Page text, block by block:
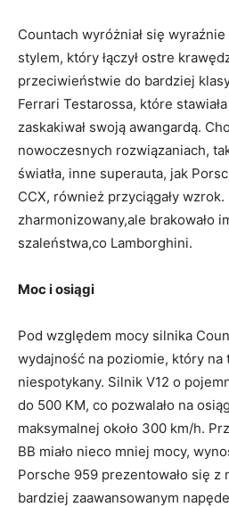
Countach wyróżniał się
stylem, który łączył ostre
przeciwieństwie do bardziej
Ferrari Testarossa, które
zaskakiwał swoją awangardą.
nowoczesnych rozwiązaniach,
światła, inne superauta, jak
CCX, również przyciągały
zharmonizowany,ale brakowało
szaleństwa,co Lamborghini.
Moc i osiągi
Pod względem mocy silnika
wydajność na poziomie, który na
niespotykany. Silnik V12 o
do 500 KM, co pozwalało na
maksymalnej około 300 km/h.
BB miało nieco mniej mocy,
Porsche 959 prezentowało się z
bardziej zaawansowanym